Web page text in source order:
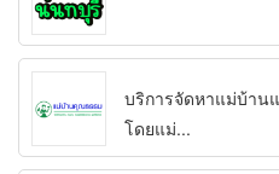
บริการจัดหาแม่บ้าน
โดยแม่...